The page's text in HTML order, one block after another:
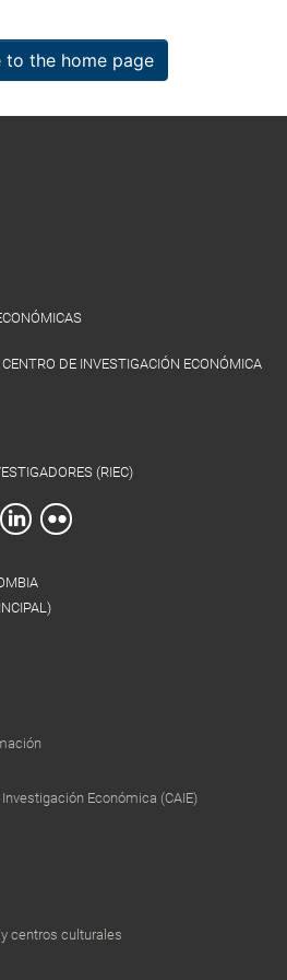
to the home page
DE INVESTIGACIÓN ECONÓMICA
(RIEC)
Económica (CAIE)
centros culturales